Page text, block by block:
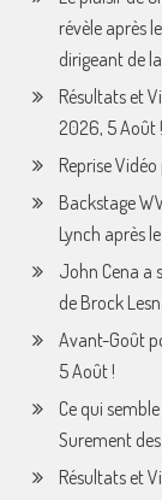
révèle après
dirigeant de
Résultats et
2026, 5 Août !
Reprise
Backstage
Lynch après
John Cena a
de Brock
Avant-Goût
5 Août !
Ce qui
Surement
Résultats et